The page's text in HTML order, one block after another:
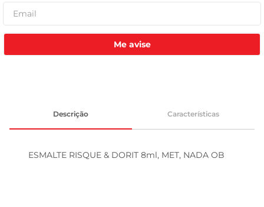
Me avise
Descrição Características
ESMALTE RISQUE & DORIT 8ml, MET, NADA OB